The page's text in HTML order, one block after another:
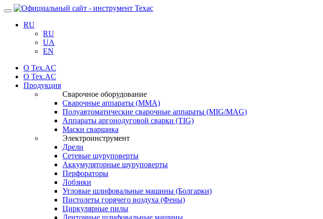
Навигация
RU
RU
UA
EN
О Tex.AC
О Tex.AC
Продукция
Сварочное оборудование
Сварочные аппараты (ММА)
Полуавтоматические сварочные аппараты (MIG/MAG)
Аппараты аргонодуговой сварки (TIG)
Маски сварщика
Электроинструмент
Дрели
Сетевые шуруповерты
Аккумуляторные шуруповерты
Перфораторы
Лобзики
Угловые шлифовальные машины (Болгарки)
Пистолеты горячего воздуха (Фены)
Циркулярные пилы
Ленточные шлифовальные машины